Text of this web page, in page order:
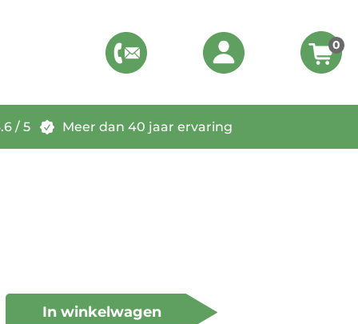
0
/ 5 Meer dan 40 jaar ervaring
In winkelwagen